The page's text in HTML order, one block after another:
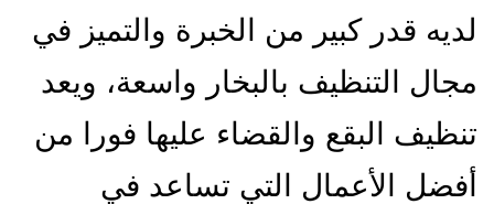
لديه قدر كبير من الخبرة والتميز في
مجال التنظيف بالبخار واسعة، ويعد
تنظيف البقع والقضاء عليها فورا من
أفضل الأعمال التي تساعد في